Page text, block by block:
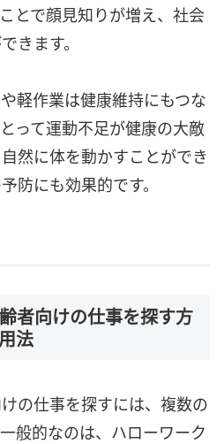
とで顔見知りが増え、社会
きます。
軽作業は健康維持にもつな
って運動不足が健康の大敵
然に体を動かすことができ
防にも効果的です。
者向けの仕事を探す方
法
の仕事を探すには、複数の
般的なのは、ハローワーク